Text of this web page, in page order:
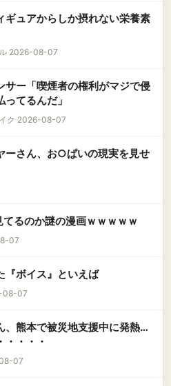
ギュアからしか摂れない栄養素
2026-08-07
サー「喫煙者の権利がマジで侵
てるんだ」
ク 2026-08-07
ーさん、お○ぱいの現実を見せ
るのか謎の漫画ｗｗｗｗｗ
07
『ボイス』といえば
08-07
、熊本で被災地支援中に発熱…
・・・・
07